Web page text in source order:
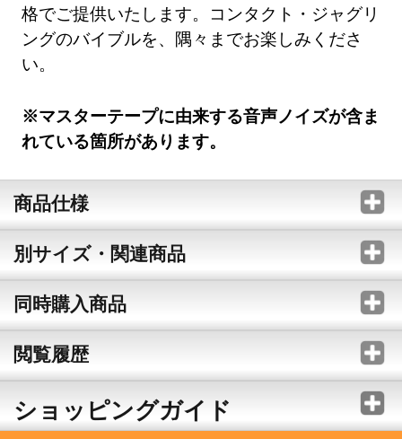
格でご提供いたします。コンタクト・ジャグリ
ングのバイブルを、隅々までお楽しみくださ
い。
※マスターテープに由来する音声ノイズが含ま
れている箇所があります。
商品仕様
別サイズ・関連商品
同時購入商品
閲覧履歴
ショッピングガイド